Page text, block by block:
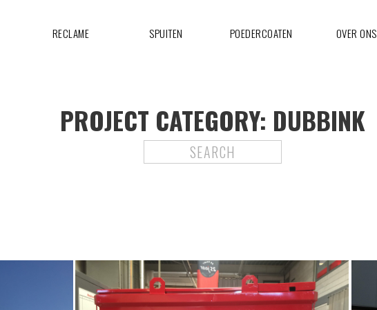
RECLAME SPUITEN POEDERCOATEN OVER ONS
PROJECT CATEGORY: DUBBINK